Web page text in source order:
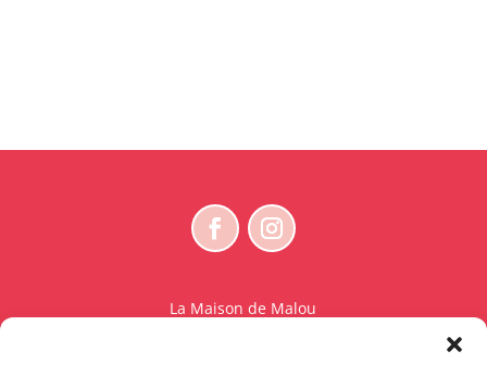
La Maison de Malou